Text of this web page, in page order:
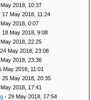
2018, 10:37
17 May 2018, 11:24
2018, 0:07
18 May 2018, 9:08
2018, 22:25
May 2018, 23:08
2018, 23:36
May 2018, 11:01
25 May 2018, 20:35
2018, 17:41
- 29 May 2018, 17:54